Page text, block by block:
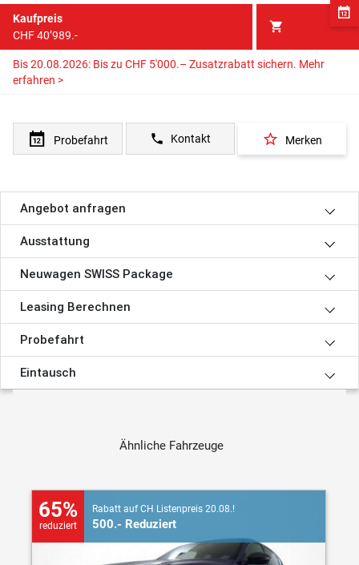
Kaufpreis
CHF 40’989.-
shopping_cart
Bis 20.08.2026: Bis zu CHF 5'000.– Zusatzrabatt sichern. Mehr
erfahren >
Probefahrt phone Kontakt star_border Merken
Angebot anfragen
Ausstattung
Neuwagen SWISS Package
Leasing Berechnen
Probefahrt
Eintausch
Ähnliche Fahrzeuge
65%
reduziert
Rabatt auf CH Listenpreis 20.08.!
500.- Reduziert